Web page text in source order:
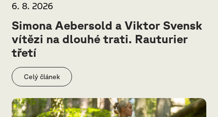
6. 8. 2026
Simona Aebersold a Viktor Svensk
vítězi na dlouhé trati. Rauturier
třetí
Celý článek